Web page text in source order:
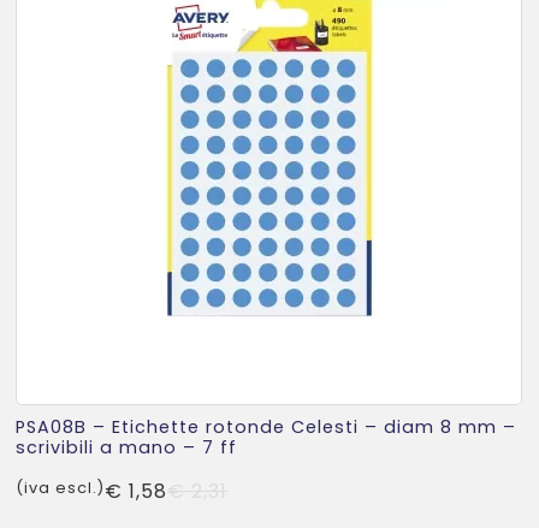
PSA08B – Etichette rotonde Celesti – diam 8 mm –
scrivibili a mano – 7 ff
€ 1,58
(iva escl.)